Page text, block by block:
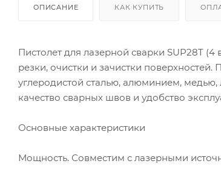
ОПИСАНИЕ КАК КУПИТЬ
Пистолет для лазерной сварки SUP28T
резки, очистки и зачистки
углеродистой сталью, алюминием, медью,
качество сварных швов и удобство
Основные характеристики
Мощность. Совместим с лазерными